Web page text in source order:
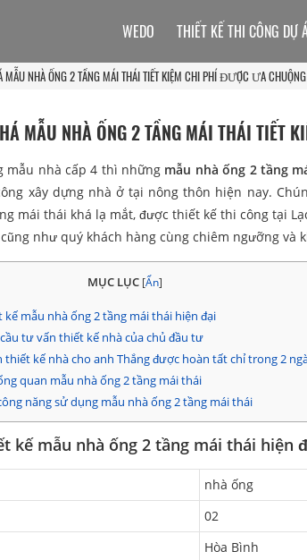
MẪU NHÀ ỐNG 2 TẦNG MÁI THÁI TIẾT KIỆM CHI PHÍ ĐƯỢC ƯA
MẪU NHÀ ỐNG 2 TẦNG MÁI THÁI TIẾT
mẫu nhà cấp 4 thì những mẫu nhà ống 2 tầng
xây dựng nhà ở tại nông thôn hiện nay.
mái thái khá lạ mắt, được thiết kế thi công tại
như quý khách hàng cùng chiêm ngưỡng và
MỤC LỤC [Ẩn]
kế mẫu nhà ống 2 tầng mái thái hiện đại
tư vấn thiết kế nhà của chủ đầu tư
thiết kế nhà cho anh Thắng được hoàn tất chỉ trong 2
quan mẫu nhà ống 2 tầng mái thái
năng sử dụng mẫu nhà ống 2 tầng mái thái
kế mẫu nhà ống 2 tầng mái thái hiện
nhà ống
02
Hòa Bình
WEDO THIẾT KẾ THI CÔNG